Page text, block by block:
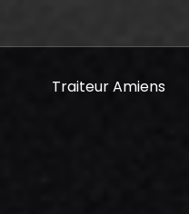
Traiteur Amiens